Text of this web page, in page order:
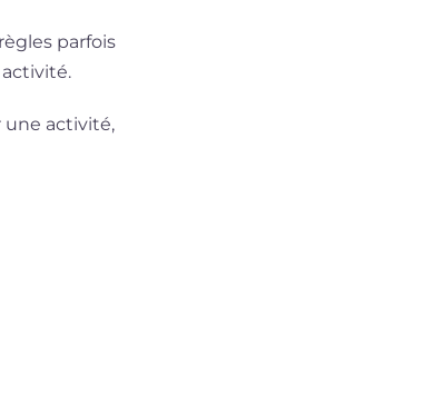
parfois
une activité,